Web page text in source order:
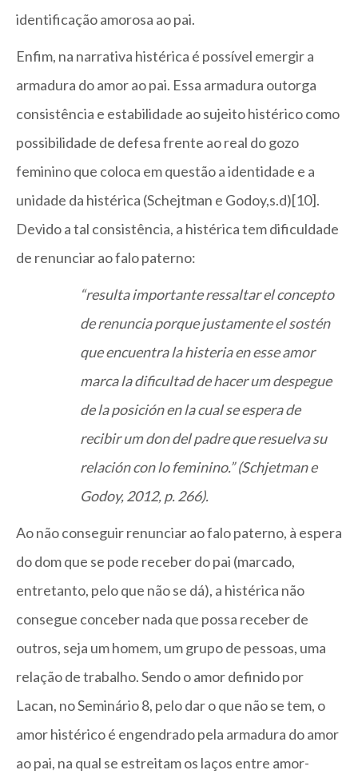
identificação amorosa ao pai.
Enfim, na narrativa histérica é possível emergir a
armadura do amor ao pai. Essa armadura outorga
consistência e estabilidade ao sujeito histérico como
possibilidade de defesa frente ao real do gozo
feminino que coloca em questão a identidade e a
unidade da histérica (Schejtman e Godoy,s.d)[10].
Devido a tal consistência, a histérica tem dificuldade
de renunciar ao falo paterno:
“resulta importante ressaltar el concepto
de renuncia porque justamente el sostén
que encuentra la histeria en esse amor
marca la dificultad de hacer um despegue
de la posición en la cual se espera de
recibir um don del padre que resuelva su
relación con lo feminino.” (Schjetman e
Godoy, 2012, p. 266).
Ao não conseguir renunciar ao falo paterno, à espera
do dom que se pode receber do pai (marcado,
entretanto, pelo que não se dá), a histérica não
consegue conceber nada que possa receber de
outros, seja um homem, um grupo de pessoas, uma
relação de trabalho. Sendo o amor definido por
Lacan, no Seminário 8, pelo dar o que não se tem, o
amor histérico é engendrado pela armadura do amor
ao pai, na qual se estreitam os laços entre amor-